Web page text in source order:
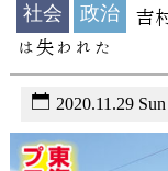
社会 政治
吉
は失われた
2020.11.29 Sun